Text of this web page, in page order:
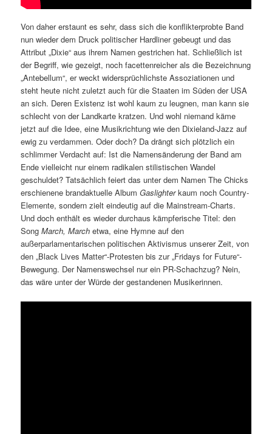
Von daher erstaunt es sehr, dass sich die konflikterprobte Band
nun wieder dem Druck politischer Hardliner gebeugt und das
Attribut „Dixie“ aus ihrem Namen gestrichen hat. Schließlich ist
der Begriff, wie gezeigt, noch facettenreicher als die Bezeichnung
„Antebellum“, er weckt widersprüchlichste Assoziationen und
steht heute nicht zuletzt auch für die Staaten im Süden der USA
an sich. Deren Existenz ist wohl kaum zu leugnen, man kann sie
schlecht von der Landkarte kratzen. Und wohl niemand käme
jetzt auf die Idee, eine Musikrichtung wie den Dixieland-Jazz auf
ewig zu verdammen. Oder doch? Da drängt sich plötzlich ein
schlimmer Verdacht auf: Ist die Namensänderung der Band am
Ende vielleicht nur einem radikalen stilistischen Wandel
geschuldet? Tatsächlich feiert das unter dem Namen The Chicks
erschienene brandaktuelle AlbumGaslighterkaum noch Country-
Elemente, sondern zielt eindeutig auf die Mainstream-Charts.
Und doch enthält es wieder durchaus kämpferische Titel: den
SongMarch, Marchetwa, eine Hymne auf den
außerparlamentarischen politischen Aktivismus unserer Zeit, von
den „Black Lives Matter“-Protesten bis zur „Fridays for Future“-
Bewegung. Der Namenswechsel nur ein PR-Schachzug? Nein,
das wäre unter der Würde der gestandenen Musikerinnen.